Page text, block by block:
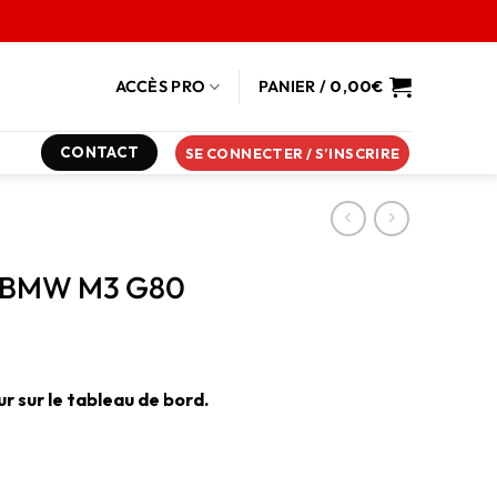
ACCÈS PRO PANIER / 0,00€
CONTACT SE CONNECTER / S’INSCRIRE
M3 G80
sur le tableau de bord.